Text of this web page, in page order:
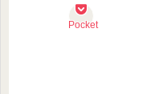
Pocket